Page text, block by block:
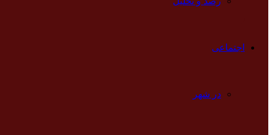
اجتماعی
در شهر